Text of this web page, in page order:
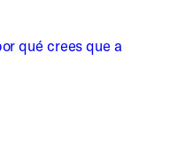
qué crees que a